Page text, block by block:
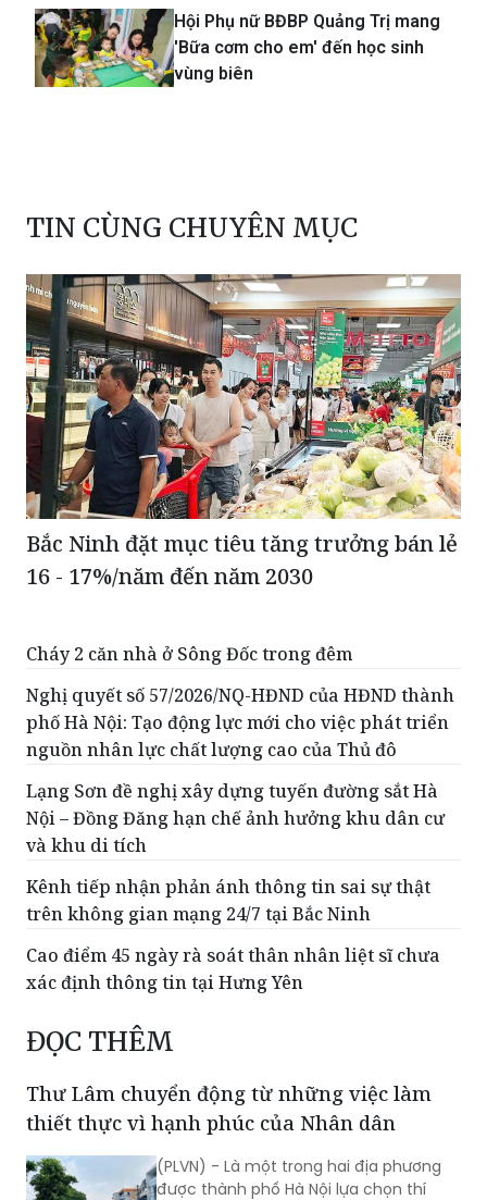
Hội Phụ nữ BĐBP Quảng Trị mang
'Bữa cơm cho em' đến học sinh
vùng biên
TIN CÙNG CHUYÊN MỤC
Bắc Ninh đặt mục tiêu tăng trưởng bán lẻ
16 - 17%/năm đến năm 2030
Cháy 2 căn nhà ở Sông Đốc trong đêm
Nghị quyết số 57/2026/NQ-HĐND của HĐND thành
phố Hà Nội: Tạo động lực mới cho việc phát triển
nguồn nhân lực chất lượng cao của Thủ đô
Lạng Sơn đề nghị xây dựng tuyến đường sắt Hà
Nội – Đồng Đăng hạn chế ảnh hưởng khu dân cư
và khu di tích
Kênh tiếp nhận phản ánh thông tin sai sự thật
trên không gian mạng 24/7 tại Bắc Ninh
Cao điểm 45 ngày rà soát thân nhân liệt sĩ chưa
xác định thông tin tại Hưng Yên
ĐỌC THÊM
Thư Lâm chuyển động từ những việc làm
thiết thực vì hạnh phúc của Nhân dân
(PLVN) - Là một trong hai địa phương
được thành phố Hà Nội lựa chọn thí